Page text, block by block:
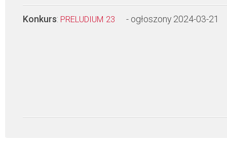
Konkurs: PRELUDIUM 23 - ogłoszony 2024-03-21